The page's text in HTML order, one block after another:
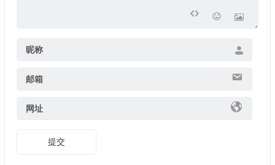
昵称
邮箱
网址
提交